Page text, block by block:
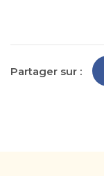
Partager sur :